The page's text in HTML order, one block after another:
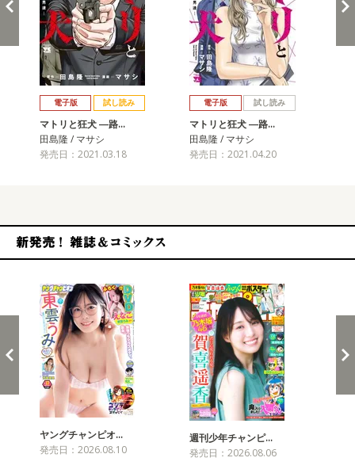
電子版 試し読み
マトリと狂犬 ―路…
田島隆 / マサシ
発売日：2021.03.18
電子版 試し読み
マトリと狂犬 ―路…
田島隆 / マサシ
発売日：2021.04.20
ヤングチャンピオ…
発売日：2026.08.10
週刊少年チャンピ…
発売日：2026.08.06